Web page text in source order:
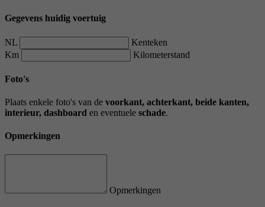
Gegevens huidig voertuig
NL
Kenteken
Km
Kilometerstand
Foto's
Plaats enkele foto's van de voorkant, achterkant, beide kanten,
interieur, dashboard en eventuele schade.
Opmerkingen
Opmerkingen